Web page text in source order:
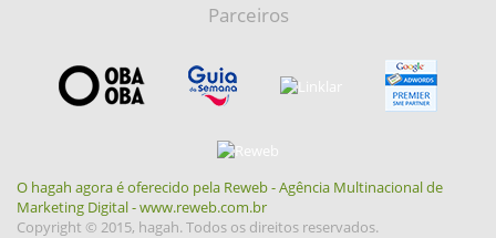
Parceiros
O hagah agora é oferecido pela Reweb - Agência Multinacional de
Marketing Digital - www.reweb.com.br
Copyright © 2015, hagah. Todos os direitos reservados.